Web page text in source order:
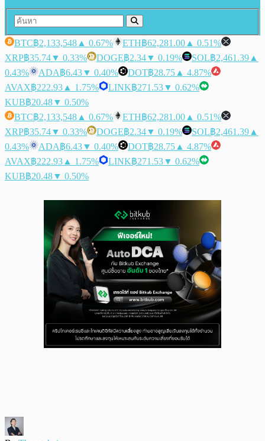
BTC฿2,133,548 ▲ 0.67% ETH฿62,281.00 ▲ 0.51%
XRP฿35.74▼ 0.33% DOGE฿2.34▼ 0.19% SOL฿2,461.39 ▲
0.43%
ADA฿6.43▼ 0.40% DOT฿28.75 ▲ 4.87%
AVAX฿222.93 ▲ 1.75% LINK฿271.53▼ 0.62%
KUB฿20.48▼ 0.50%
BTC฿2,133,548 ▲ 0.67% ETH฿62,281.00 ▲ 0.51%
XRP฿35.74▼ 0.33% DOGE฿2.34▼ 0.19% SOL฿2,461.39 ▲
0.43%
ADA฿6.43▼ 0.40% DOT฿28.75 ▲ 4.87%
AVAX฿222.93 ▲ 1.75% LINK฿271.53▼ 0.62%
KUB฿20.48▼ 0.50%